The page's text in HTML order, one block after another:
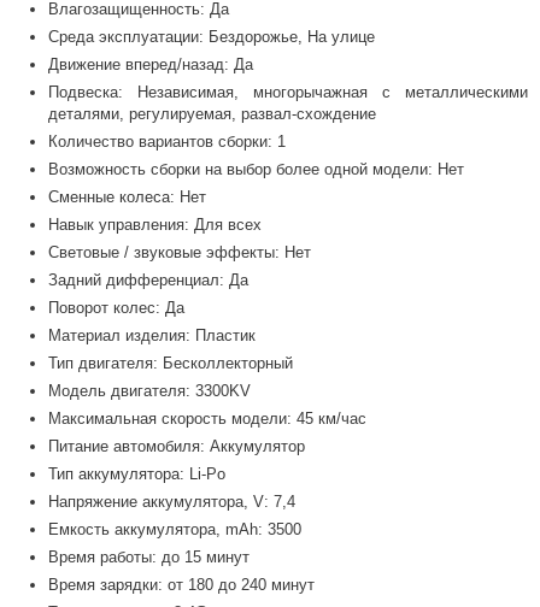
Влагозащищенность: Да
Среда эксплуатации: Бездорожье, На улице
Движение вперед/назад: Да
Подвеска: Независимая, многорычажная с металлическими
деталями, регулируемая, развал-схождение
Количество вариантов сборки: 1
Возможность сборки на выбор более одной модели: Нет
Сменные колеса: Нет
Навык управления: Для всех
Световые / звуковые эффекты: Нет
Задний дифференциал: Да
Поворот колес: Да
Материал изделия: Пластик
Тип двигателя: Бесколлекторный
Модель двигателя: 3300KV
Максимальная скорость модели: 45 км/час
Питание автомобиля: Аккумулятор
Тип аккумулятора: Li-Po
Напряжение аккумулятора, V: 7,4
Емкость аккумулятора, mAh: 3500
Время работы: до 15 минут
Время зарядки: от 180 до 240 минут